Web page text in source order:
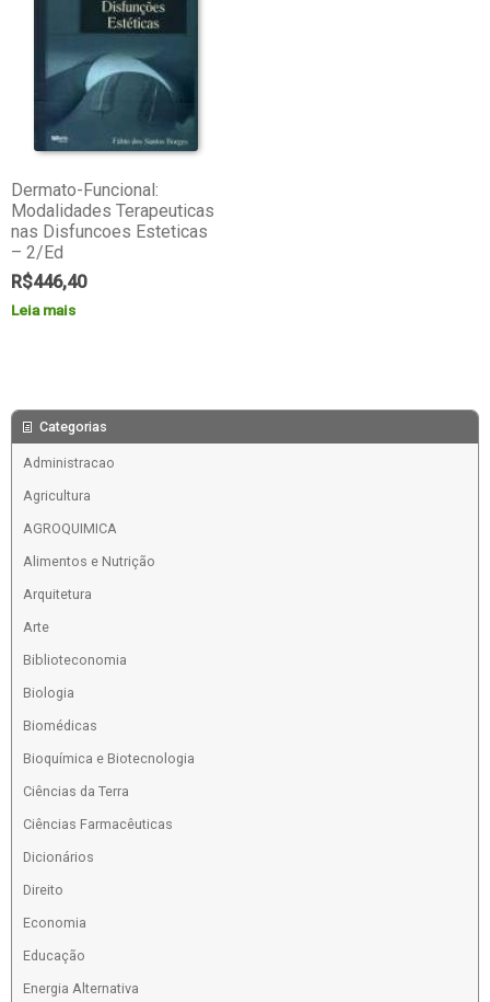
Dermato-Funcional:
Modalidades Terapeuticas
nas Disfuncoes Esteticas
– 2/Ed
R$446,40
Leia mais
Categorias
Administracao
Agricultura
AGROQUIMICA
Alimentos e Nutrição
Arquitetura
Arte
Biblioteconomia
Biologia
Biomédicas
Bioquímica e Biotecnologia
Ciências da Terra
Ciências Farmacêuticas
Dicionários
Direito
Economia
Educação
Energia Alternativa